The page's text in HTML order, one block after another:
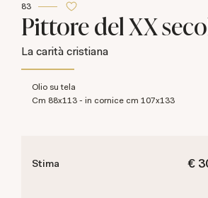
83
Pittore del XX
La carità cristiana
olio su tela
cm 88x113 - in cornice cm 107x133
€
Stima